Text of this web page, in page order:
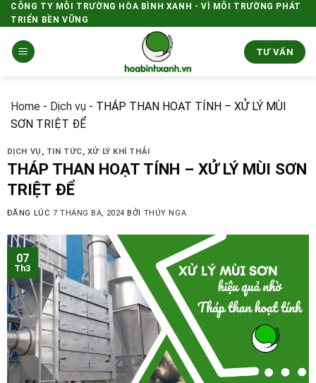
Skip
to
content
CÔNG TY MÔI TRƯỜNG HÒA BÌNH XANH - VÌ MÔI TRƯỜNG PHÁT
TRIỂN BỀN VỮNG
TƯ VẤN
Home - Dịch vụ - THÁP THAN HOẠT TÍNH – XỬ LÝ MÙI
SƠN TRIỆT ĐỂ
DỊCH VỤ , TIN TỨC, XỬ LÝ KHÍ THẢI
THÁP THAN HOẠT TÍNH – XỬ LÝ MÙI SƠN
TRIỆT ĐỂ
ĐĂNG LÚC 7 THÁNG BA, 2024 BỞI THÚY NGA
07
Th3